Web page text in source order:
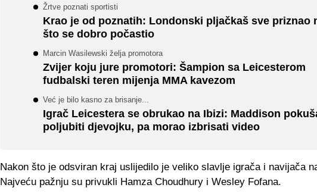
Žrtve poznati sportisti
Krao je od poznatih: Londonski pljačkaš sve priznao
što se dobro počastio
Marcin Wasilewski želja promotora
Zvijer koju jure promotori: Šampion sa Leicesterom
fudbalski teren mijenja MMA kavezom
Već je bilo kasno za brisanje...
Igrač Leicestera se obrukao na Ibizi: Maddison
poljubiti djevojku, pa morao izbrisati video
Nakon što je odsviran kraj uslijedilo je veliko slavlje igrača i navijača
Najveću pažnju su privukli Hamza Choudhury i Wesley Fofana.